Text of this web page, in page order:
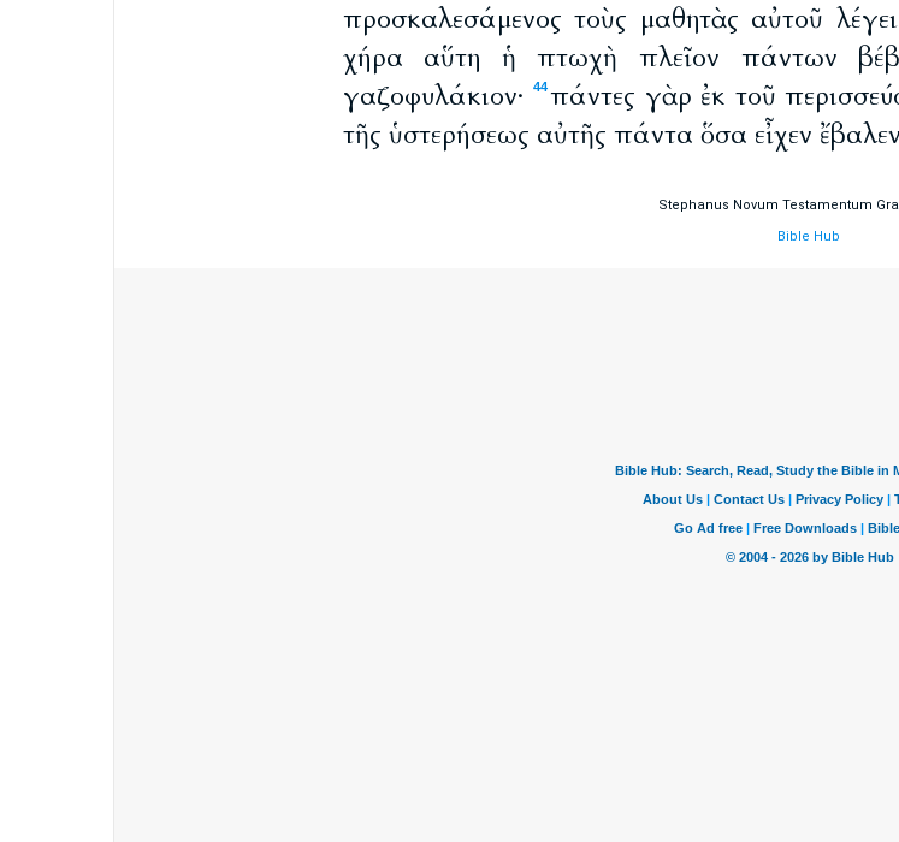
προσκαλεσάμενος τοὺς μαθητὰς αὐτοῦ
χήρα αὕτη ἡ πτωχὴ πλεῖον πάντων
γαζοφυλάκιον·
44πάντες γὰρ ἐκ τοῦ
τῆς ὑστερήσεως αὐτῆς πάντα ὅσα εἶχεν
Stephanus Novum Testamentum
Bible Hub